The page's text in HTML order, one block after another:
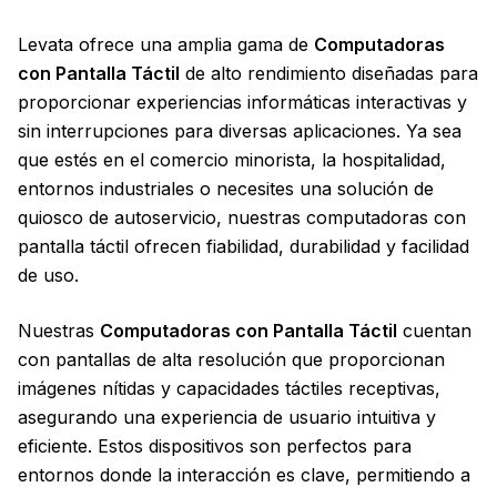
Levata ofrece una amplia gama de Computadoras
con Pantalla Táctil de alto rendimiento diseñadas para
proporcionar experiencias informáticas interactivas y
sin interrupciones para diversas aplicaciones. Ya sea
que estés en el comercio minorista, la hospitalidad,
entornos industriales o necesites una solución de
quiosco de autoservicio, nuestras computadoras con
pantalla táctil ofrecen fiabilidad, durabilidad y facilidad
de uso.
Nuestras Computadoras con Pantalla Táctil cuentan
con pantallas de alta resolución que proporcionan
imágenes nítidas y capacidades táctiles receptivas,
asegurando una experiencia de usuario intuitiva y
eficiente. Estos dispositivos son perfectos para
entornos donde la interacción es clave, permitiendo a